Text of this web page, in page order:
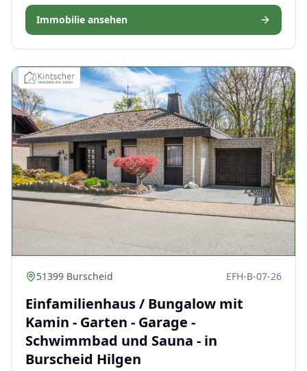
Immobilie ansehen
51399 Burscheid EFH-B-07-26
Einfamilienhaus / Bungalow mit
Kamin - Garten - Garage -
Schwimmbad und Sauna - in
Burscheid Hilgen